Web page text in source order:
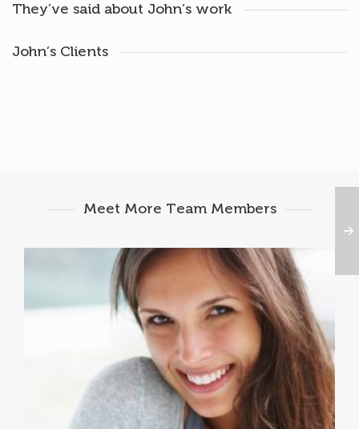
They’ve said about John’s work
John’s Clients
Meet More Team Members